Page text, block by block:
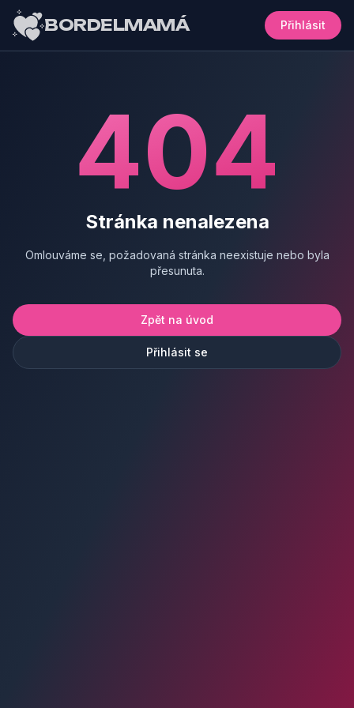
BORDELMAMÁ Přihlásit
404
Stránka nenalezena
Omlouváme se, požadovaná stránka neexistuje nebo byla
přesunuta.
Zpět na úvod
Přihlásit se